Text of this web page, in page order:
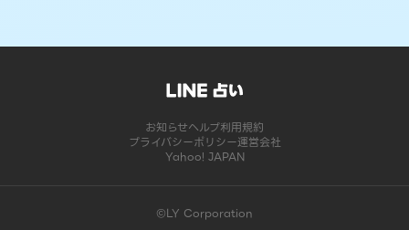
お知らせヘルプ利用規約
プライバシーポリシー運営会社
Yahoo! JAPAN
©LY Corporation